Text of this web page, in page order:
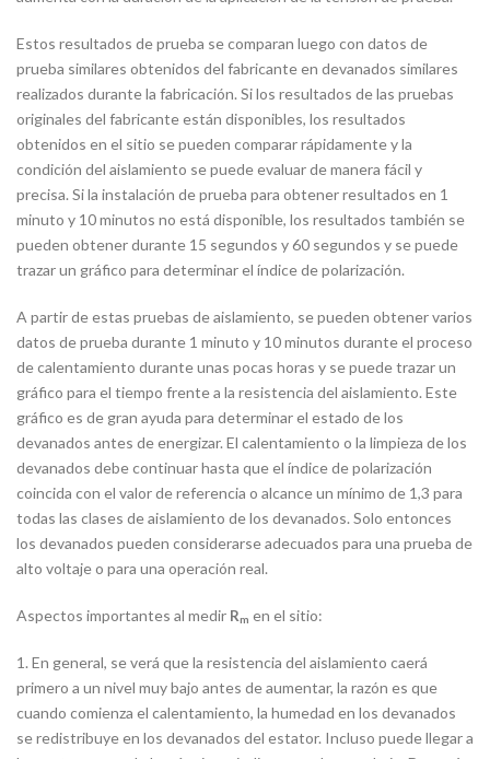
Estos resultados de prueba se comparan luego con datos de
prueba similares obtenidos del fabricante en devanados similares
realizados durante la fabricación. Si los resultados de las pruebas
originales del fabricante están disponibles, los resultados
obtenidos en el sitio se pueden comparar rápidamente y la
condición del aislamiento se puede evaluar de manera fácil y
precisa. Si la instalación de prueba para obtener resultados en 1
minuto y 10 minutos no está disponible, los resultados también se
pueden obtener durante 15 segundos y 60 segundos y se puede
trazar un gráfico para determinar el índice de polarización.
A partir de estas pruebas de aislamiento, se pueden obtener varios
datos de prueba durante 1 minuto y 10 minutos durante el proceso
de calentamiento durante unas pocas horas y se puede trazar un
gráfico para el tiempo frente a la resistencia del aislamiento. Este
gráfico es de gran ayuda para determinar el estado de los
devanados antes de energizar. El calentamiento o la limpieza de los
devanados debe continuar hasta que el índice de polarización
coincida con el valor de referencia o alcance un mínimo de 1,3 para
todas las clases de aislamiento de los devanados. Solo entonces
los devanados pueden considerarse adecuados para una prueba de
alto voltaje o para una operación real.
Aspectos importantes al medir Rm en el sitio:
1. En general, se verá que la resistencia del aislamiento caerá
primero a un nivel muy bajo antes de aumentar, la razón es que
cuando comienza el calentamiento, la humedad en los devanados
se redistribuye en los devanados del estator. Incluso puede llegar a